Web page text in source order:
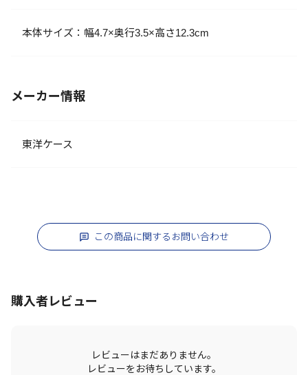
本体サイズ：幅4.7×奥行3.5×高さ12.3cm
メーカー情報
東洋ケース
この商品に関するお問い合わせ
購入者レビュー
レビューはまだありません。
レビューをお待ちしています。